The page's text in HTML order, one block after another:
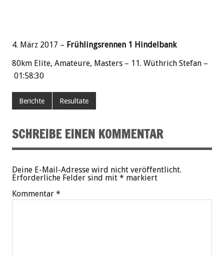
4. März 2017 – Frühlingsrennen 1 Hindelbank
80km Elite, Amateure, Masters – 11. Wüthrich Stefan –
01:58:30
Berichte Resultate
SCHREIBE EINEN KOMMENTAR
Deine E-Mail-Adresse wird nicht veröffentlicht.
Erforderliche Felder sind mit * markiert
Kommentar *